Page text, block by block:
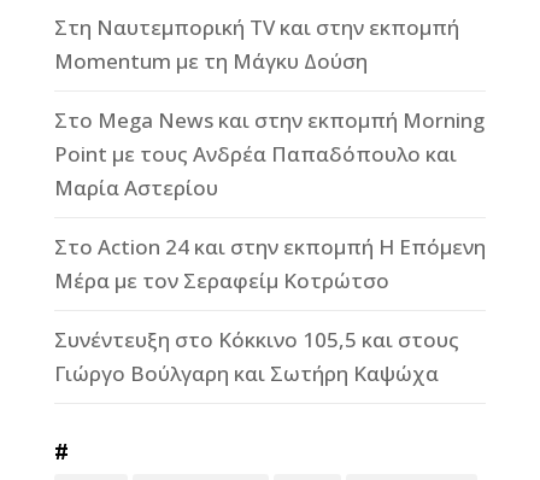
Στη Ναυτεμπορική TV και στην εκπομπή
Momentum με τη Μάγκυ Δούση
Στο Mega News και στην εκπομπή Morning
Point με τους Ανδρέα Παπαδόπουλο και
Μαρία Αστερίου
Στο Action 24 και στην εκπομπή Η Επόμενη
Μέρα με τον Σεραφείμ Κοτρώτσο
Συνέντευξη στο Κόκκινο 105,5 και στους
Γιώργο Βούλγαρη και Σωτήρη Καψώχα
#